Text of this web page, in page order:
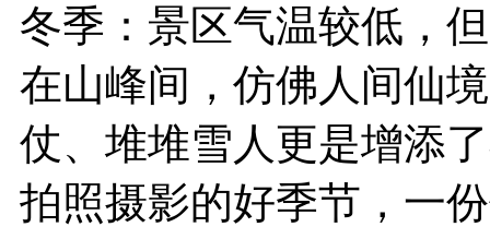
冬季：景区气温较低，
在山峰间，仿佛人间仙
仗、堆堆雪人更是增添
拍照摄影的好季节，一